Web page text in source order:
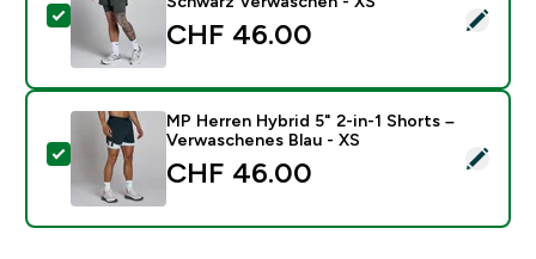
Dieses Produkt ausw�hlen - MP Herren Hybrid 5" 2-
CHF 46.00‎
Dieses Produkt ausw�hlen - MP Herren Hybrid 5" 2-
MP Herren Hybrid 5" 2-in-1 Shorts –
Verwaschenes Blau - XS
CHF 46.00‎